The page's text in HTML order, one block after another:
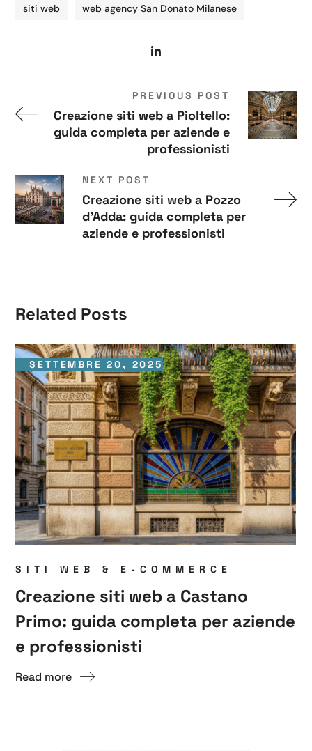
siti web web agency San Donato Milanese
PREVIOUS POST
Creazione siti web a Pioltello:
guida completa per aziende e
professionisti
NEXT POST
Creazione siti web a Pozzo
d'Adda: guida completa per
aziende e professionisti
Related Posts
SETTEMBRE 20, 2025
SITI WEB & E-COMMERCE
Creazione siti web a Castano
Primo: guida completa per aziende
e professionisti
Read more